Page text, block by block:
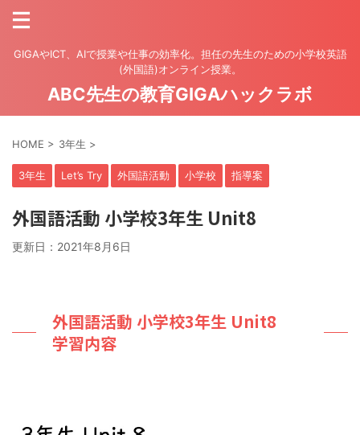
GIGAやICT、AIで授業や仕事の効率化。担任の先生のための小学校英語
(外国語)オンライン授業。
ABC先生の教育GIGAハックラボ
HOME > 3年生 >
3年生 Let’s Try 外国語活動 小学校 指導案
外国語活動 小学校3年生 Unit8
更新日： 2021年8月6日
外国語活動 小学校3年生 Unit8
学習内容